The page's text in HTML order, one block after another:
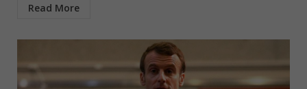
Read More